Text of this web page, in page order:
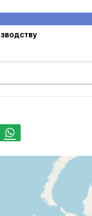
Whatsapp